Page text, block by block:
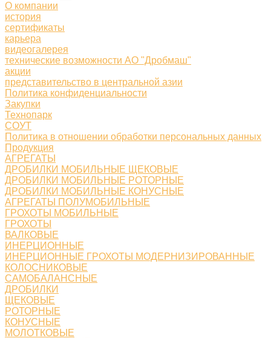
О компании
история
сертификаты
карьера
видеогалерея
технические возможности АО "Дробмаш"
акции
представительство в центральной азии
Политика конфиденциальности
Закупки
Технопарк
СОУТ
Политика в отношении обработки персональных данных
Продукция
АГРЕГАТЫ
ДРОБИЛКИ МОБИЛЬНЫЕ ЩЕКОВЫЕ
ДРОБИЛКИ МОБИЛЬНЫЕ РОТОРНЫЕ
ДРОБИЛКИ МОБИЛЬНЫЕ КОНУСНЫЕ
АГРЕГАТЫ ПОЛУМОБИЛЬНЫЕ
ГРОХОТЫ МОБИЛЬНЫЕ
ГРОХОТЫ
ВАЛКОВЫЕ
ИНЕРЦИОННЫЕ
ИНЕРЦИОННЫЕ ГРОХОТЫ МОДЕРНИЗИРОВАННЫЕ
КОЛОСНИКОВЫЕ
САМОБАЛАНСНЫЕ
ДРОБИЛКИ
ЩЕКОВЫЕ
РОТОРНЫЕ
КОНУСНЫЕ
МОЛОТКОВЫЕ